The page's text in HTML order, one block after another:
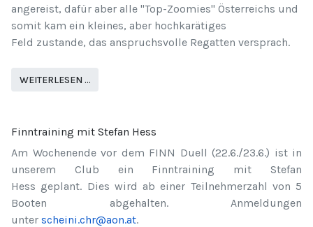
angereist, dafür aber alle "Top-Zoomies" Österreichs und
somit kam ein kleines, aber hochkarätiges
Feld zustande, das anspruchsvolle Regatten versprach.
WEITERLESEN …
Finntraining mit Stefan Hess
Am Wochenende vor dem FINN Duell (22.6./23.6.) ist in
unserem Club ein Finntraining mit Stefan
Hess geplant. Dies wird ab einer Teilnehmerzahl von 5
Booten abgehalten. Anmeldungen
unter scheini.chr@aon.at.